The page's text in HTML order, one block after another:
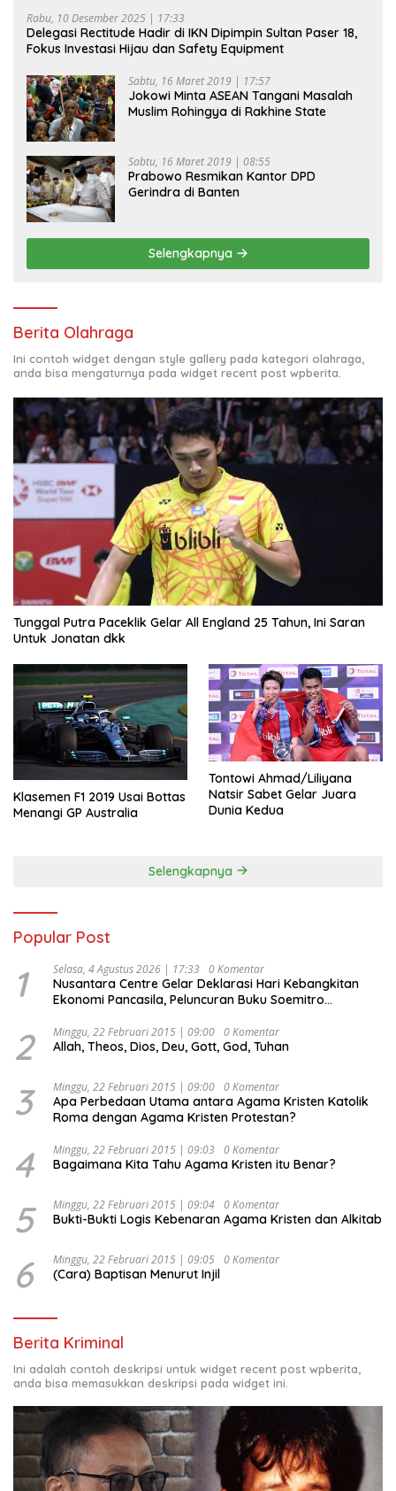
Rabu, 10 Desember 2025 | 17:33
Delegasi Rectitude Hadir di IKN Dipimpin Sultan Paser 18,
Fokus Investasi Hijau dan Safety Equipment
Sabtu, 16 Maret 2019 | 17:57
Jokowi Minta ASEAN Tangani Masalah
Muslim Rohingya di Rakhine State
Sabtu, 16 Maret 2019 | 08:55
Prabowo Resmikan Kantor DPD
Gerindra di Banten
Selengkapnya
Berita Olahraga
Ini contoh widget dengan style gallery pada kategori olahraga,
anda bisa mengaturnya pada widget recent post wpberita.
Tunggal Putra Paceklik Gelar All England 25 Tahun, Ini Saran
Untuk Jonatan dkk
Klasemen F1 2019 Usai Bottas
Menangi GP Australia
Tontowi Ahmad/Liliyana
Natsir Sabet Gelar Juara
Dunia Kedua
Selengkapnya
Popular Post
1 Selasa, 4 Agustus 2026 | 17:33 0 Komentar
Nusantara Centre Gelar Deklarasi Hari Kebangkitan
Ekonomi Pancasila, Peluncuran Buku Soemitro
Ekonomi Politik Indonesia) & Simposium Nasional
“Urgensi Undang-Undang Perekonomian Nasional dan
Indonesia Emas 2045”,
2 Minggu, 22 Februari 2015 | 09:00 0 Komentar
Allah, Theos, Dios, Deu, Gott, God, Tuhan
3 Minggu, 22 Februari 2015 | 09:00 0 Komentar
Apa Perbedaan Utama antara Agama Kristen Katolik
Roma dengan Agama Kristen Protestan?
4 Minggu, 22 Februari 2015 | 09:03 0 Komentar
Bagaimana Kita Tahu Agama Kristen itu Benar?
5 Minggu, 22 Februari 2015 | 09:04 0 Komentar
Bukti-Bukti Logis Kebenaran Agama Kristen dan Alkitab
6 Minggu, 22 Februari 2015 | 09:05 0 Komentar
(Cara) Baptisan Menurut Injil
Berita Kriminal
Ini adalah contoh deskripsi untuk widget recent post wpberita,
anda bisa memasukkan deskripsi pada widget ini.